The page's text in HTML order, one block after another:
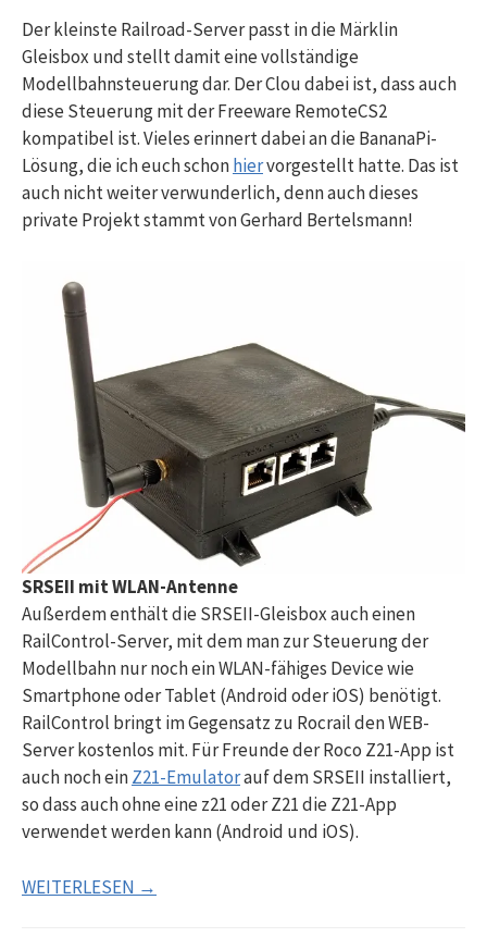
Der kleinste Railroad-Server passt in die Märklin
Gleisbox und stellt damit eine vollständige
Modellbahnsteuerung dar. Der Clou dabei ist, dass auch
diese Steuerung mit der Freeware RemoteCS2
kompatibel ist. Vieles erinnert dabei an die BananaPi-
Lösung, die ich euch schonhiervorgestellt hatte. Das ist
auch nicht weiter verwunderlich, denn auch dieses
private Projekt stammt von Gerhard Bertelsmann!
SRSEII mit WLAN-Antenne
Außerdem enthält die SRSEII-Gleisbox auch einen
RailControl-Server, mit dem man zur Steuerung der
Modellbahn nur noch ein WLAN-fähiges Device wie
Smartphone oder Tablet (Android oder iOS) benötigt.
RailControl bringt im Gegensatz zu Rocrail den WEB-
Server kostenlos mit. Für Freunde der Roco Z21-App ist
auch noch einZ21-Emulatorauf dem SRSEII installiert,
so dass auch ohne eine z21 oder Z21 die Z21-App
verwendet werden kann (Android und iOS).
WEITERLESEN →